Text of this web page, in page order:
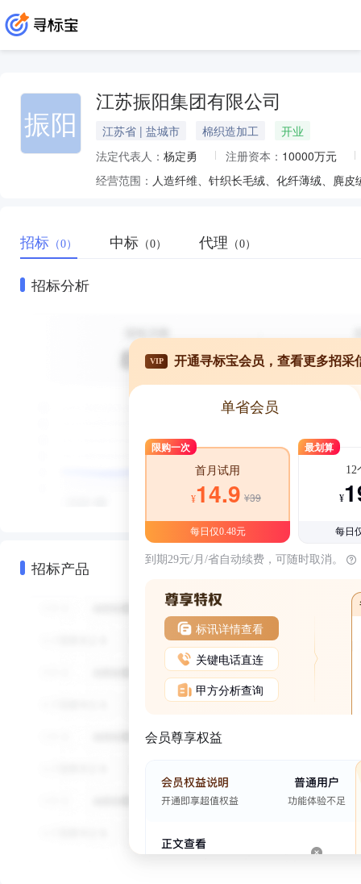
振阳
江苏振阳集团有限公司
江苏省 | 盐城市 棉织造加工
开业
法定代表人： 杨定勇 注册资本： 10000万元
经营范围：
招标 （0） 中标 （0） 代理 （0）
招标分析
招标产品
VIP 开通寻标宝会员，查看更多招采
单省会员
限购一次
首月试用
¥14.9 ¥39
每日仅0.48元
最划算
12
¥
每日
到期29元/月/省自动续费，可随时取消。
标讯详情查看
关键电话直连
甲方分析查询
会员尊享权益